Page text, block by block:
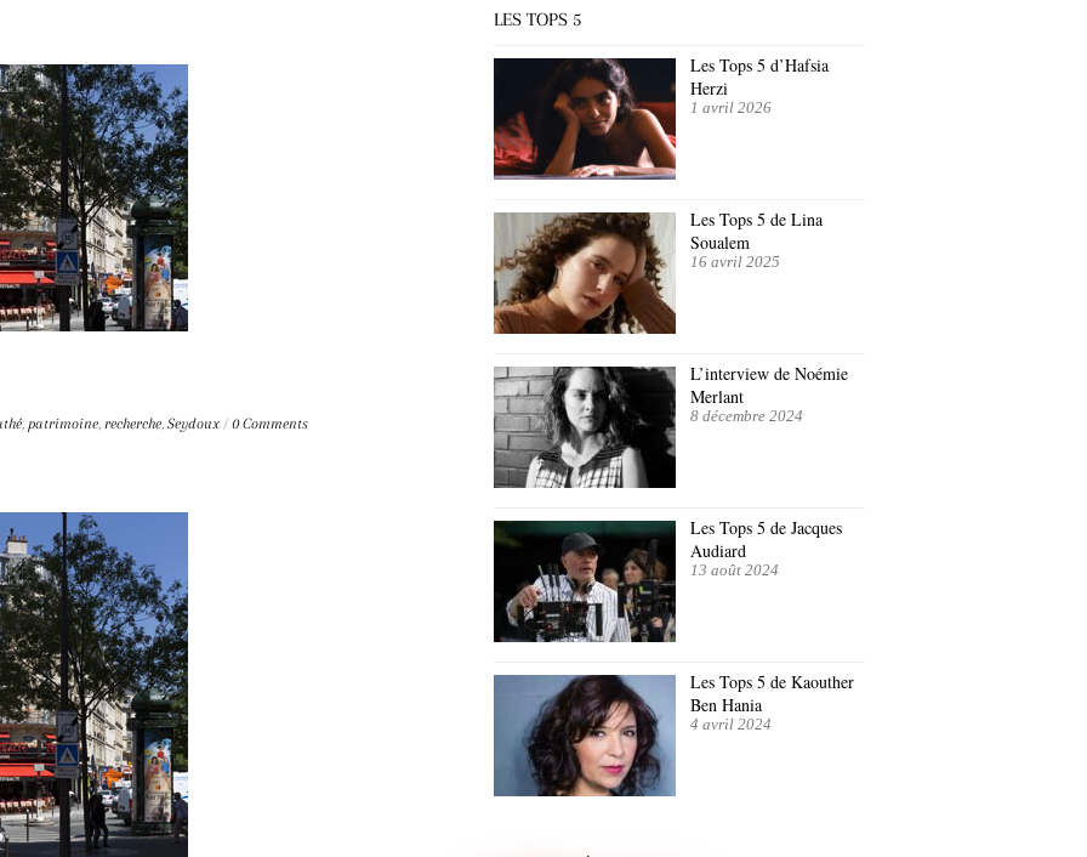
, patrimoine, recherche, Seydoux / 0 Comments
LES TOPS 5
Les Tops 5 d’Hafsia
Herzi
1 avril 2026
Les Tops 5 de Lina
Soualem
16 avril 2025
L’interview de Noémie
Merlant
8 décembre 2024
Les Tops 5 de Jacques
Audiard
13 août 2024
Les Tops 5 de Kaouther
Ben Hania
4 avril 2024